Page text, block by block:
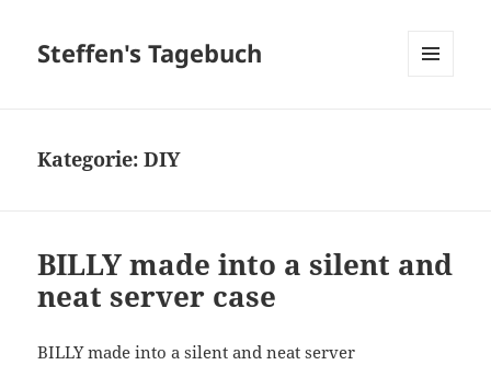
Steffen's Tagebuch
Kategorie:DIY
BILLY made into a silent and
neat server case
BILLY made into a silent and neat server